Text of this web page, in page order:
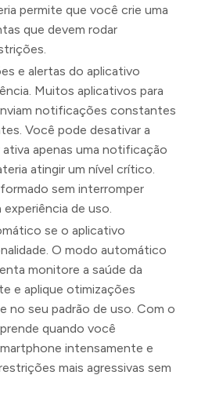
permite que você crie uma
que devem rodar
e alertas do aplicativo
Muitos aplicativos para
notificações constantes
Você pode desativar a
ativa apenas uma notificação
atingir um nível crítico.
sem interromper
de uso.
se o aplicativo
O modo automático
monitore a saúde da
e aplique otimizações
no seu padrão de uso. Com o
quando você
intensamente e
mais agressivas sem